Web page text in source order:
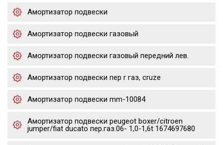
Амортизатор подвески
Амортизатор подвески газовый
Амортизатор подвески газовый передний лев.
Амортизатор подвески пер r газ, cruze
Амортизатор подвески mm-10084
Амортизатор подвески peugeot boxer/citroen
jumper/fiat ducato пер.газ.06- 1,0-1,6t 1674697680